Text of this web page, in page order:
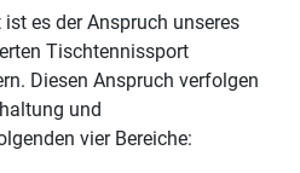
es der Anspruch unseres
Tischtennissport
Diesen Anspruch verfolgen
und
vier Bereiche: